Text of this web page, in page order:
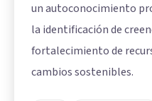
un autoconocimiento
la identificación de
fortalecimiento de
cambios sostenibles.